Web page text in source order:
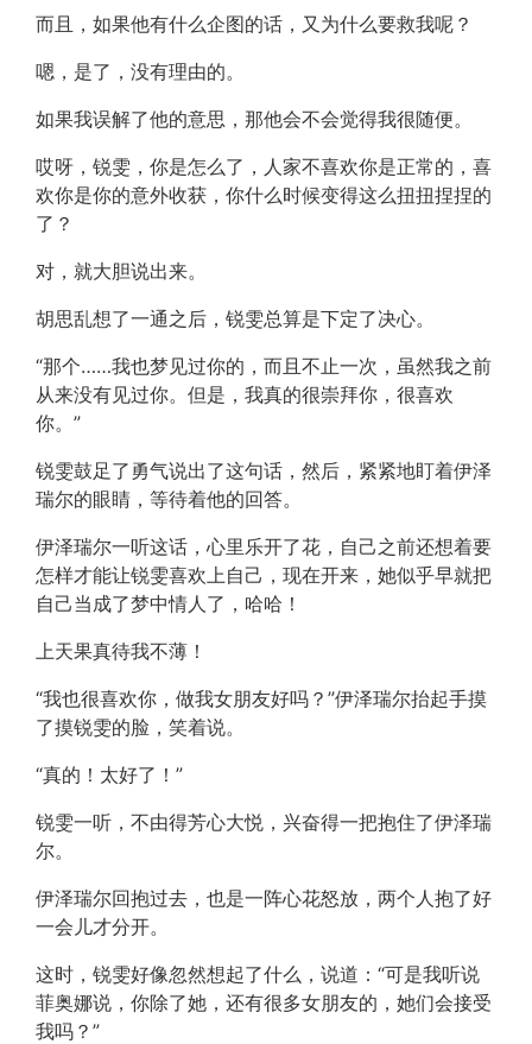
而且，如果他有什么企图的话，又为什么要救我呢？
嗯，是了，没有理由的。
如果我误解了他的意思，那他会不会觉得我很随便。
哎呀，锐雯，你是怎么了，人家不喜欢你是正常的，喜
欢你是你的意外收获，你什么时候变得这么扭扭捏捏的
了？
对，就大胆说出来。
胡思乱想了一通之后，锐雯总算是下定了决心。
“那个……我也梦见过你的，而且不止一次，虽然我之前
从来没有见过你。但是，我真的很崇拜你，很喜欢
你。”
锐雯鼓足了勇气说出了这句话，然后，紧紧地盯着伊泽
瑞尔的眼睛，等待着他的回答。
伊泽瑞尔一听这话，心里乐开了花，自己之前还想着要
怎样才能让锐雯喜欢上自己，现在开来，她似乎早就把
自己当成了梦中情人了，哈哈！
上天果真待我不薄！
“我也很喜欢你，做我女朋友好吗？”伊泽瑞尔抬起手摸
了摸锐雯的脸，笑着说。
“真的！太好了！”
锐雯一听，不由得芳心大悦，兴奋得一把抱住了伊泽瑞
尔。
伊泽瑞尔回抱过去，也是一阵心花怒放，两个人抱了好
一会儿才分开。
这时，锐雯好像忽然想起了什么，说道：“可是我听说
菲奥娜说，你除了她，还有很多女朋友的，她们会接受
我吗？”